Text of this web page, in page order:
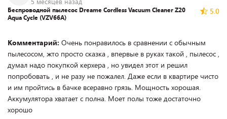
5.0
Беспроводной пылесос Dreame Cordless Vacuum Cleaner Z20
Aqua Cycle (VZV66A)
Комментарий: Очень понравилось в сравнении с обычным
пылесосом, жто просто сказка , впервые в руках такой , пылесос ,
думал надо покупкой керхера , но увидел этот и решил
попробовать , и не разу не пожалел. Даже если в квартире чисто
и им пройтись в бачке всеравно грязь. Мощность хорошая.
Аккумулятора хватает с полна. Моет полы тоже достаточно
хорошо